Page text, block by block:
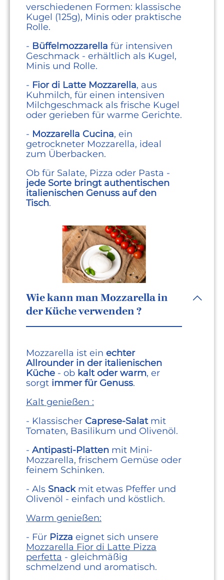
verschiedenen Formen: klassische
Kugel (125g), Minis oder praktische
Rolle.
- Büffelmozzarella für intensiven
Geschmack - erhältlich als Kugel,
Minis und Rolle.
- Fior di Latte Mozzarella, aus
Kuhmilch, für einen intensiven
Milchgeschmack als frische Kugel
oder gerieben für warme Gerichte.
- Mozzarella Cucina, ein
getrockneter Mozzarella, ideal
zum Überbacken.
Ob für Salate, Pizza oder Pasta -
jede Sorte bringt authentischen
italienischen Genuss auf den
Tisch.
Wie kann man Mozzarella in
der Küche verwenden ?
Mozzarella ist ein echter
Allrounder in der italienischen
Küche - ob kalt oder warm, er
sorgt immer für Genuss.
Kalt genießen :
- Klassischer Caprese-Salatmit
Tomaten, Basilikum und Olivenöl.
- Antipasti-Platten mit Mini-
Mozzarella, frischem Gemüse oder
feinem Schinken.
- Als Snack mit etwas Pfeffer und
Olivenöl - einfach und köstlich.
Warm genießen:
- Für Pizza eignet sich unsere
Mozzarella Fior di Latte Pizza
perfetta - gleichmäßig
schmelzend und aromatisch.